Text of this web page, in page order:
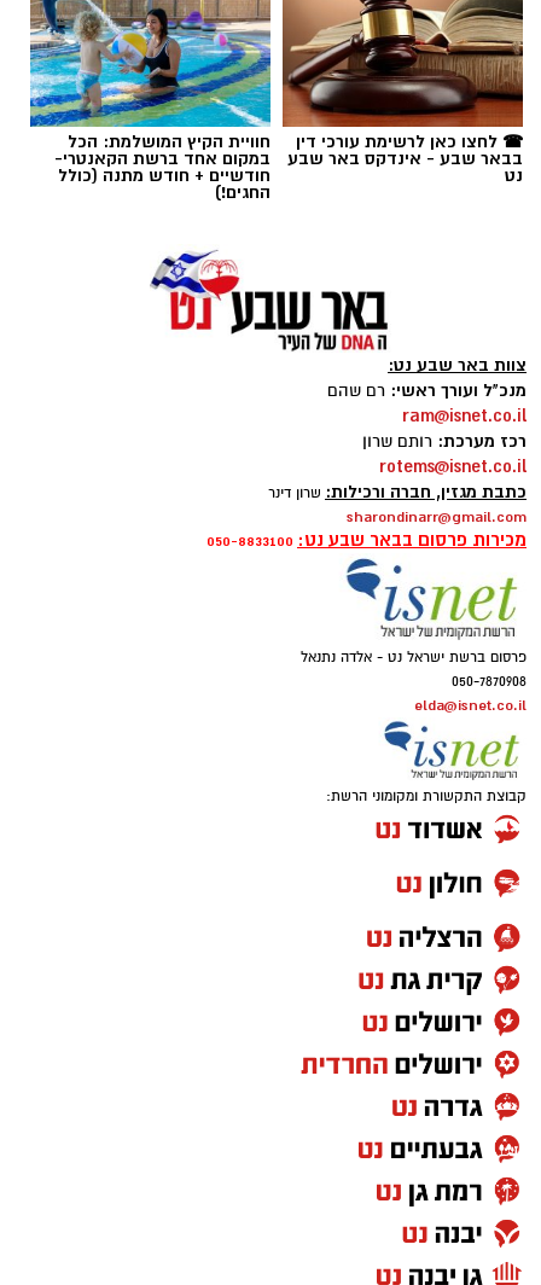
תגים:חביתת ירק
ai
מצרכים (ל-2 מנות)
4 ביצים
½ פלפל אדום, חתוך לקוביות קטנות
½ פלפל צהוב, חתוך לקוביות קטנות
¼ פלפל ירוק, חתוך לקוביות קטנות
½ בצל קטן קצוץ דק (לא חובה)
2 כפות פטרוזיליה קצוצה
2 כפות עירית קצוצה
2 כפות גבינה בולגרית מפוררת (לא חובה)
½ כפית פפריקה מתוקה
קורט כורכום (לצבע)
מלח ופלפל שחור לפי הטעם
אופן ההכנה
מחממים מחבת עם שמן הזית והחמאה.
מטגנים את הבצל במשך כ-2 דקות.
דקות, עד שהן מתרככות אך נשארות מעט
פריכות.
בקערה טורפים את הביצים עם המלח,
הפלפל, הפפריקה והכורכום.
☎ לחצו כאן לרשימת עורכי דין
בבאר שבע - אינדקס באר שבע
נט
חוויית הקיץ המושלמת: הכל
במקום אחד ברשת הקאנטרי-
חודשיים + חודש מתנה (כולל
החגים!)
צוות באר שבע נט:
מנכ"ל ועורך ראשי: רם שהם
ram@isnet.co.il
רכז מערכת: רותם שרון
rotems@isnet.co.il
כתבת מגזין, חברה ורכילות: שרון דינר
sharondinarr@gmail.com
מכירות פרסום בבאר שבע נט: 050-8833100
פרסום ברשת ישראל נט - אלדה נתנאל
050-7870908
elda@isnet.co.il
קבוצת התקשורת ומקומוני הרשת: